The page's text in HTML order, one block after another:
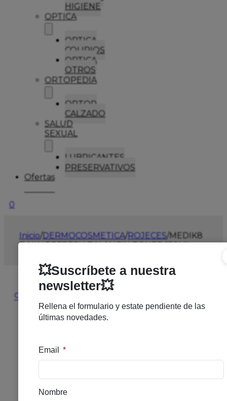
HIGIENE
OPTICA
OPTICA
COLIRIOS
OPTICA
OTROS
ORTOPEDIA
ORTOP
CALZADO
SALUD
SEXUAL
LUBRICANTES
PRESERVATIVOS
Ofertas
0
Inicio/DERMOCOSMETICA/ROJECES/MEDIK8
DAILY REFRESH BALANCIN TONER 150ML
🔍